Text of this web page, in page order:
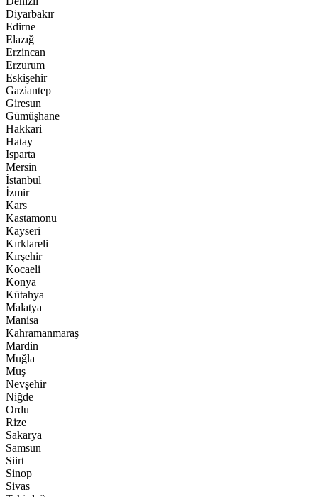
Diyarbakır
Edirne
Elazığ
Erzincan
Erzurum
Eskişehir
Gaziantep
Giresun
Gümüşhane
Hakkari
Hatay
Isparta
Mersin
İstanbul
İzmir
Kars
Kastamonu
Kayseri
Kırklareli
Kırşehir
Kocaeli
Konya
Kütahya
Malatya
Manisa
Kahramanmaraş
Mardin
Muğla
Muş
Nevşehir
Niğde
Ordu
Rize
Sakarya
Samsun
Siirt
Sinop
Sivas